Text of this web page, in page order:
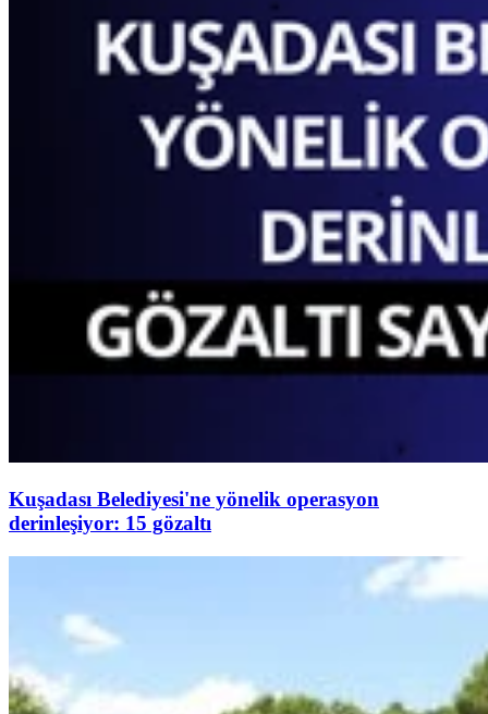
Kuşadası Belediyesi'ne yönelik operasyon
derinleşiyor: 15 gözaltı